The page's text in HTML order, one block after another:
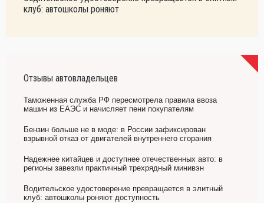
клуб: автошколы роняют
Отзывы автовладельцев
Таможенная служба РФ пересмотрела правила ввоза
машин из ЕАЭС и начисляет пени покупателям
Бензин больше не в моде: в России зафиксирован
взрывной отказ от двигателей внутреннего сгорания
Надежнее китайцев и доступнее отечественных авто: в
регионы завезли практичный трехрядный минивэн
Водительское удостоверение превращается в элитный
клуб: автошколы роняют доступность